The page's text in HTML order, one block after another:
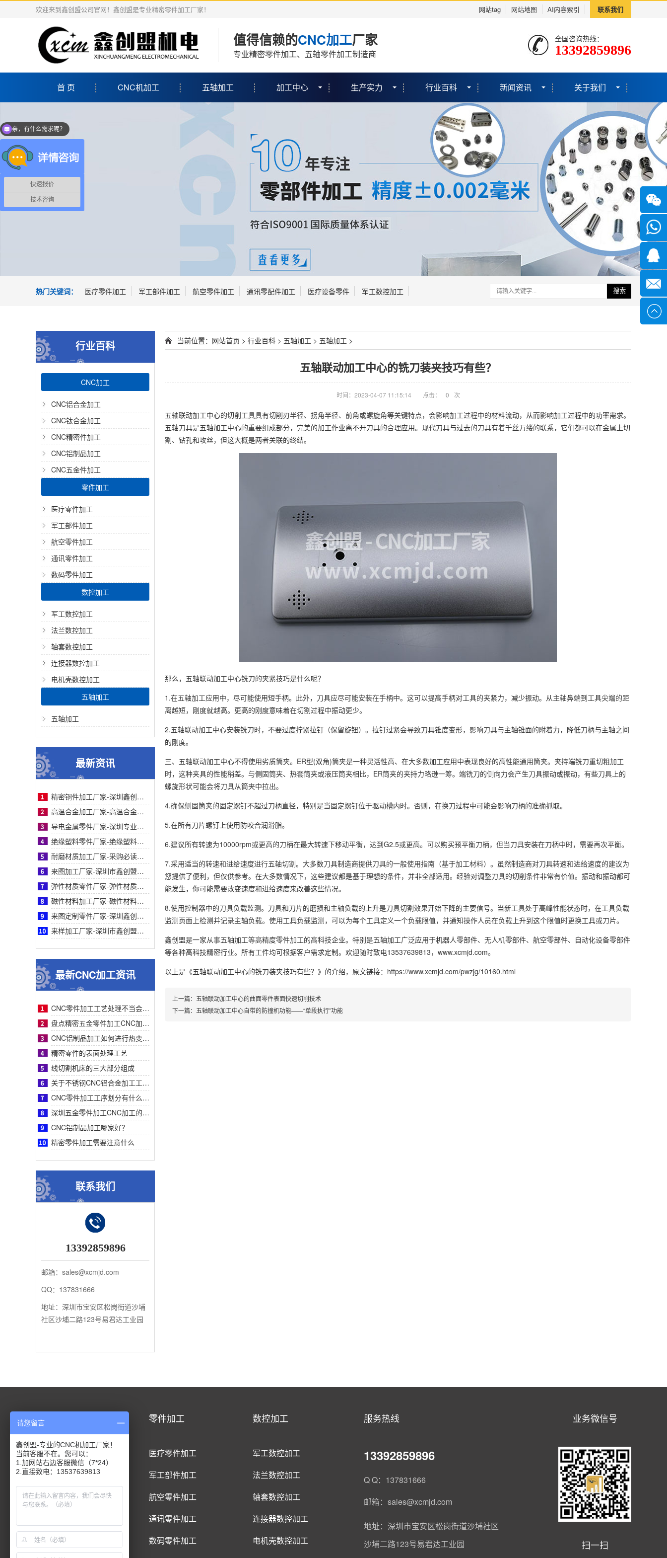
欢迎来到鑫创盟公司官网！鑫创盟是专业精密零件加工厂家！ 网站tag 网站地图 AI内容索引 联系我们
值得信赖的CNC加工厂家
专业精密零件加工、五轴零件加工制造商
全国咨询热线：
13392859896
首 页 CNC机加工 五轴加工 加工中心 生产实力 行业百科 新闻资讯 关于我们
热门关键词： 医疗零件加工 军工部件加工 航空零件加工 通讯零配件加工 医疗设备零件 军工数控加工 搜索
行业百科
CNC加工
CNC铝合金加工
CNC钛合金加工
CNC精密件加工
CNC铝制品加工
CNC五金件加工
零件加工
医疗零件加工
军工部件加工
航空零件加工
通讯零件加工
数码零件加工
数控加工
军工数控加工
法兰数控加工
轴套数控加工
连接器数控加工
电机壳数控加工
五轴加工
五轴加工
最新资讯
精密铜件加工厂家-深圳鑫创盟精密铜件加工：高精度、快交期、定制化优选方案的首选商家
高温合金加工厂家-高温合金加工采购指南：鑫创盟精密工艺对比与客户案例信任背书详解篇
导电金属零件厂家-深圳专业导电金属零件厂家鑫创盟：采购必读，品质与成本平衡之道
绝缘塑料零件厂家-绝缘塑料零件厂家采购指南：鑫创盟精密定制品质可靠降本增效首选方案
耐磨材质加工厂家-采购必读：耐磨材质加工厂家如何选？鑫创盟高耐磨低成本方案权威解析
来图加工厂家-深圳市鑫创盟机电技术有限公司来图加工厂家专业定制服务精准高效值得信赖
弹性材质零件厂家-弹性材质零件采购参考：深圳鑫创盟工艺、服务与客户案例对比详解指南
磁性材料加工厂家-磁性材料加工厂家采购参考之深圳鑫创盟机电技术有限公司深度专业解析
来图定制零件厂家-深圳鑫创盟机电来图定制零件厂家采购参考与专业工艺优势深度全面解析
来样加工厂家-深圳市鑫创盟机电来样加工厂家：精准定制，解决非标零件采购难题参考
最新CNC加工资讯
CNC零件加工工艺处理不当会有什么影响？
盘点精密五金零件加工CNC加工明显的特征有哪些
CNC铝制品加工如何进行热变形处理？
精密零件的表面处理工艺
线切割机床的三大部分组成
关于不锈钢CNC铝合金加工工艺流程步骤介绍？
CNC零件加工工序划分有什么要求呢
深圳五金零件加工CNC加工的数控系统特点有什么？
CNC铝制品加工哪家好？
精密零件加工需要注意什么
联系我们
13392859896
邮箱：sales@xcmjd.com
QQ：137831666
地址：深圳市宝安区松岗街道沙埔
社区沙埔二路123号易君达工业园
当前位置： 网站首页 > 行业百科 > 五轴加工 > 五轴加工 >
五轴联动加工中心的铣刀装夹技巧有些？
时间：2023-04-07 11:15:14 点击： 0 次
五轴联动加工中心的切削工具具有切削刃半径、拐角半径、前角或螺旋角等关键特点，会影响加工过程中的材料流动，从而影响加工过程中的功率需求。
五轴刀具是五轴加工中心的重要组成部分，完美的加工作业离不开刀具的合理应用。现代刀具与过去的刀具有着千丝万缕的联系，它们都可以在金属上切
割、钻孔和攻丝，但这大概是两者关联的终结。
那么，五轴联动加工中心铣刀的夹紧技巧是什么呢？
1.在五轴加工应用中，尽可能使用短手柄。此外，刀具应尽可能安装在手柄中。这可以提高手柄对工具的夹紧力，减少振动。从主轴鼻端到工具尖端的距
离越短，刚度就越高。更高的刚度意味着在切割过程中振动更少。
2.五轴联动加工中心安装铣刀时，不要过度拧紧拉钉（保留旋钮）。拉钉过紧会导致刀具锥度变形，影响刀具与主轴锥面的附着力，降低刀柄与主轴之间
的刚度。
三、五轴联动加工中心不得使用劣质筒夹。ER型(双角)筒夹是一种灵活性高、在大多数加工应用中表现良好的高性能通用筒夹。夹持端铣刀重切粗加工
时，这种夹具的性能稍差。与侧固筒夹、热套筒夹或液压筒夹相比，ER筒夹的夹持力略逊一筹。端铣刀的侧向力会产生刀具振动或振动，有些刀具上的
螺旋形状可能会将刀具从筒夹中拉出。
4.确保侧固筒夹的固定螺钉不超过刀柄直径，特别是当固定螺钉位于驱动槽内时。否则，在换刀过程中可能会影响刀柄的准确抓取。
5.在所有刀片螺钉上使用防咬合润滑脂。
6.建议所有转速为10000rpm或更高的刀柄在最大转速下移动平衡，达到G2.5或更高。可以购买预平衡刀柄，但当刀具安装在刀柄中时，需要再次平衡。
7.采用适当的转速和进给速度进行五轴切割。大多数刀具制造商提供刀具的一般使用指南（基于加工材料）。虽然制造商对刀具转速和进给速度的建议为
您提供了便利，但仅供参考。在大多数情况下，这些建议都是基于理想的条件，并非全部适用。经验对调整刀具的切削条件非常有价值。振动和振动都可
能发生，你可能需要改变速度和进给速度来改善这些情况。
8.使用控制器中的刀具负载监测。刀具和刀片的磨损和主轴负载的上升是刀具切割效果开始下降的主要信号。当新工具处于高峰性能状态时，在工具负载
监测页面上检测并记录主轴负载。使用工具负载监测，可以为每个工具定义一个负载限值，并通知操作人员在负载上升到这个限值时更换工具或刀片。
鑫创盟是一家从事五轴加工等高精度零件加工的高科技企业。特别是五轴加工广泛应用于机器人零部件、无人机零部件、航空零部件、自动化设备零部件
等各种高科技精密行业。所有工件均可根据客户需求定制。欢迎随时致电13537639813，www.xcmjd.com。
以上是 《五轴联动加工中心的铣刀装夹技巧有些？》 的介绍，原文链接： https://www.xcmjd.com/pwzjg/10160.html
上一篇： 五轴联动加工中心的曲面零件表面快速切削技术
下一篇： 五轴联动加工中心自带的防撞机功能——“单段执行”功能
CNC加工
CNC铝合金加工
CNC钛合金加工
CNC精密件加工
CNC五金件加工
零件加工
医疗零件加工
军工部件加工
航空零件加工
通讯零件加工
数码零件加工
数控加工
军工数控加工
法兰数控加工
轴套数控加工
连接器数控加工
电机壳数控加工
服务热线
13392859896
Q Q：137831666
邮箱：sales@xcmjd.com
地址：深圳市宝安区松岗街道沙埔社区
沙埔二路123号易君达工业园
业务微信号
扫一扫
微信
快速报价
技术咨询
当前客服在线
请您留言
鑫创盟-专业的CNC机加工厂家！
当前客服不在。您可以：
1.加网站右边客服微信（7*24）
2.直接致电：13537639813